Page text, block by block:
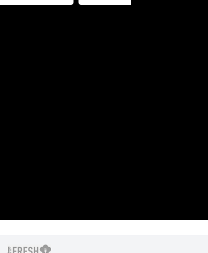
jediné katastrofě prodělal 200